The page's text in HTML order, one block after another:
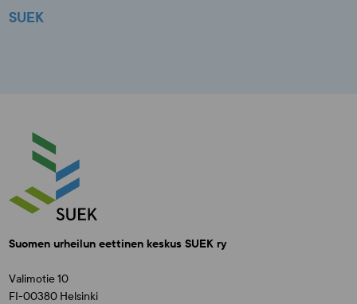
SUEK
Suomen urheilun eettinen keskus SUEK ry
Valimotie 10
FI-00380 Helsinki